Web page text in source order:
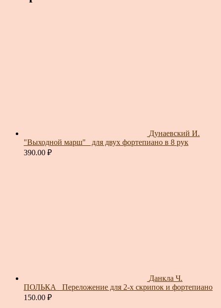
Дунаевский И.
"Выходной марш"_ для двух фортепиано в 8 рук
390.00 ₽
Данкла Ч.
ПОЛЬКА_ Переложение для 2-х скрипок и фортепиано
150.00 ₽